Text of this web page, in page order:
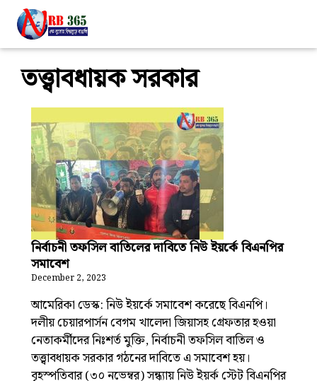
তত্ত্বাবধায়ক সরকার
নির্বাচনী তফসিল বাতিলের দাবিতে নিউ ইয়র্কে বিএনপির
সমাবেশ
December 2, 2023
আমেরিকা ডেস্ক: নিউ ইয়র্কে সমাবেশ করেছে বিএনপি।
দলীয় চেয়ারপার্সন বেগম খালেদা জিয়াসহ গ্রেফতার হওয়া
নেতাকর্মীদের নিঃশর্ত মুক্তি, নির্বাচনী তফসিল বাতিল ও
তত্ত্বাবধায়ক সরকার গঠনের দাবিতে এ সমাবেশ হয়।
বৃহস্পতিবার (৩০ নভেম্বর) সন্ধ্যায় নিউ ইয়র্ক স্টেট বিএনপির